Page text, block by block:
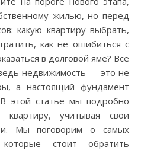
жилью, но перед
какую квартиру выбрать,
как не ошибиться с
в долговой яме? Все
недвижимость — это не
а настоящий фундамент
этой статье мы подробно
учитывая свои
Мы поговорим о самых
стоит обратить